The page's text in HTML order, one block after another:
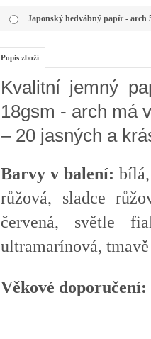
Japonský hedvábný papír - arch
Popis zboží
Kvalitní jemný
18gsm - arch má
– 20 jasných a
Barvy v balení:
růžová, sladce
červená, světle
ultramarínová,
Věkové doporučení: